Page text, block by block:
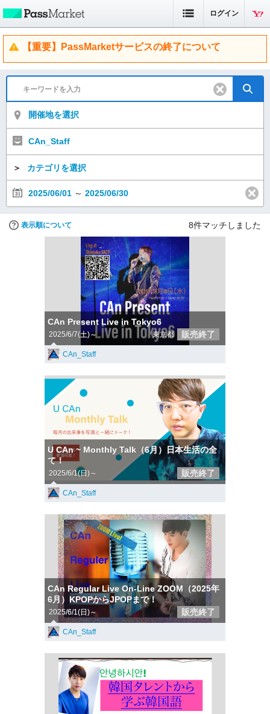
ログイン
【重要】PassMarketサービスの終了について
開催地を選択
CAn_Staff
＞ カテゴリを選択
2025/06/01 ～ 2025/06/30
表示順について 8件マッチしました
CAn Present Live in Tokyo6
2025/6/7(土)～ 東京都 販売終了
CAn_Staff
U CAn ~ Monthly Talk（6月）日本生活の全
て！
2025/6/1(日)～ 販売終了
CAn_Staff
CAn Regular Live On-Line ZOOM（2025年
6月）KPOPからJPOPまで！
2025/6/1(日)～ 販売終了
CAn_Staff